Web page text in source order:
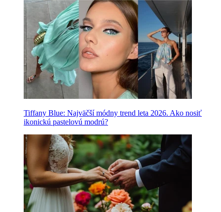
Tiffany Blue: Najväčší módny trend leta 2026. Ako nosiť
ikonickú pastelovú modrú?